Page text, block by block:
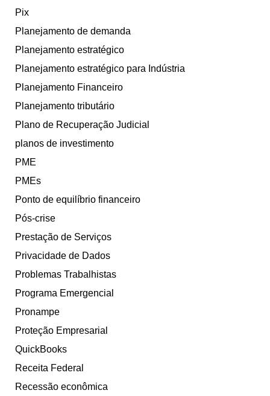
Pix
Planejamento de demanda
Planejamento estratégico
Planejamento estratégico para Indústria
Planejamento Financeiro
Planejamento tributário
Plano de Recuperação Judicial
planos de investimento
PME
PMEs
Ponto de equilíbrio financeiro
Pós-crise
Prestação de Serviços
Privacidade de Dados
Problemas Trabalhistas
Programa Emergencial
Pronampe
Proteção Empresarial
QuickBooks
Receita Federal
Recessão econômica